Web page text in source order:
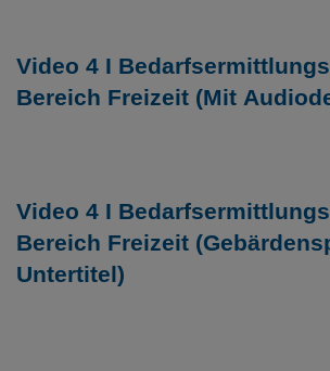
Video 4 I
Bereich Freizeit (Mit
Video 4 I
Bereich Freizeit
Untertitel)